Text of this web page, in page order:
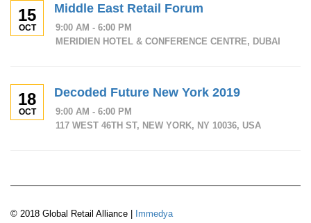
15
OCT
Middle East Retail Forum
9:00 AM - 6:00 PM
MERIDIEN HOTEL & CONFERENCE CENTRE, DUBAI
18
OCT
Decoded Future New York 2019
9:00 AM - 6:00 PM
117 WEST 46TH ST, NEW YORK, NY 10036, USA
© 2018 Global Retail Alliance | Immedya